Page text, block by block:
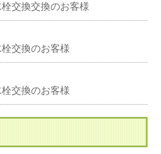
換交換のお客様
交換のお客様
交換のお客様